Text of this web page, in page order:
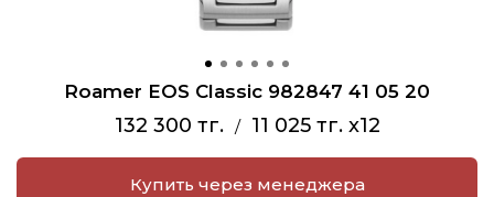
Roamer EOS Classic 982847 41 05 20
132 300 тг. / 11 025 тг. x12
Купить через менеджера